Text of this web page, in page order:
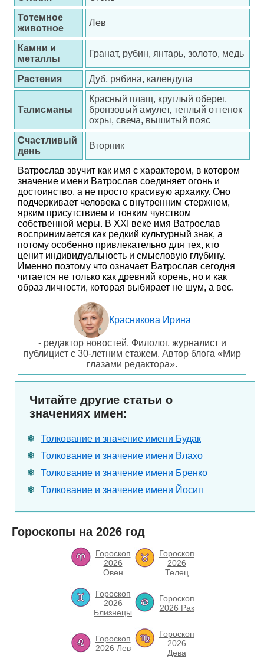
Тотемное
животное
Лев
Камни и
металлы
Гранат, рубин, янтарь, золото, медь
Растения Дуб, рябина, календула
Талисманы
Красный плащ, круглый оберег,
бронзовый амулет, теплый оттенок
охры, свеча, вышитый пояс
Счастливый
день
Вторник
Ватрослав звучит как имя с характером, в котором
значение имени Ватрослав соединяет огонь и
достоинство, а не просто красивую архаику. Оно
подчеркивает человека с внутренним стержнем,
ярким присутствием и тонким чувством
собственной меры. В XXI веке имя Ватрослав
воспринимается как редкий культурный знак, а
потому особенно привлекательно для тех, кто
ценит индивидуальность и смысловую глубину.
Именно поэтому что означает Ватрослав сегодня
читается не только как древний корень, но и как
образ личности, которая выбирает не шум, а вес.
Красникова Ирина
- редактор новостей. Филолог, журналист и
публицист с 30-летним стажем. Автор блога «Мир
глазами редактора».
Читайте другие статьи о
значениях имен:
Толкование и значение имени Будак
Толкование и значение имени Влахо
Толкование и значение имени Бренко
Толкование и значение имени Йосип
Гороскопы на 2026 год
Гороскоп
2026
Овен
Гороскоп
2026
Телец
Гороскоп
2026
Близнецы
Гороскоп
2026 Рак
Гороскоп
2026 Лев
Гороскоп
2026
Дева